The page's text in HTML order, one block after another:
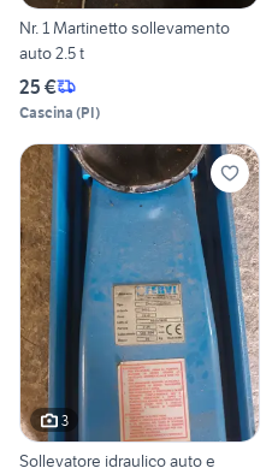
Nr. 1 Martinetto sollevamento
auto 2.5 t
25 €
Cascina (PI)
3
Sollevatore idraulico auto e